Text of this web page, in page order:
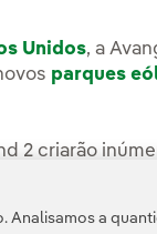
Unidos, a
parques
2 criarão
Avangrid.
Analisamos a